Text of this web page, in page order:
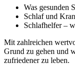
Was gesunden
Schlaf und
Schlafhelfer –
Mit zahlreichen
Grund zu gehen und
zufriedener zu leben.